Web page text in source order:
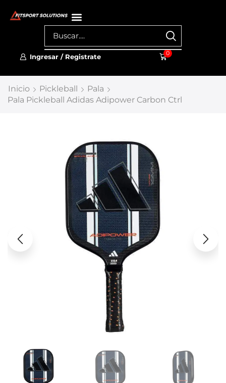
Ingresar / Registrate 0
Inicio Pickleball
Pala
Pala Pickleball Adidas Adipower Carbon Ctrl